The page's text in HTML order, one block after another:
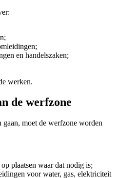
en handelszaken;
werken.
de werfzone
moet de werfzone worden
plaatsen waar dat nodig is;
voor water, gas, elektriciteit